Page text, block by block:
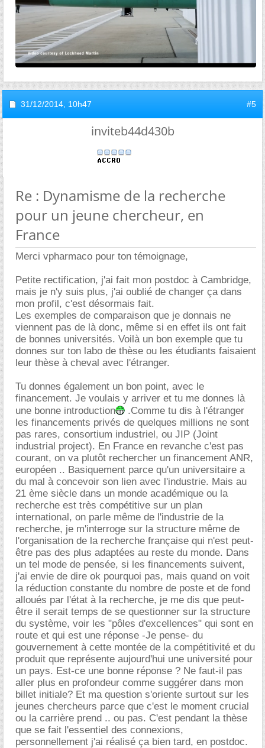
31/12/2014, 10h47 #5
inviteb44d430b
Re : Dynamisme de la recherche
pour un jeune chercheur, en
France
Merci vpharmaco pour ton témoignage,
Petite rectification, j'ai fait mon postdoc à Cambridge,
mais je n'y suis plus, j'ai oublié de changer ça dans
mon profil, c'est désormais fait.
Les exemples de comparaison que je donnais ne
viennent pas de là donc, même si en effet ils ont fait
de bonnes universités. Voilà un bon exemple que tu
donnes sur ton labo de thèse ou les étudiants faisaient
leur thèse à cheval avec l'étranger.
Tu donnes également un bon point, avec le
financement. Je voulais y arriver et tu me donnes là
une bonne introduction
.Comme tu dis à l'étranger
les financements privés de quelques millions ne sont
pas rares, consortium industriel, ou JIP (Joint
industrial project). En France en revanche c'est pas
courant, on va plutôt rechercher un financement ANR,
européen .. Basiquement parce qu'un universitaire a
du mal à concevoir son lien avec l'industrie. Mais au
21 ème siècle dans un monde académique ou la
recherche est très compétitive sur un plan
international, on parle même de l'industrie de la
recherche, je m'interroge sur la structure même de
l'organisation de la recherche française qui n'est peut-
être pas des plus adaptées au reste du monde. Dans
un tel mode de pensée, si les financements suivent,
j'ai envie de dire ok pourquoi pas, mais quand on voit
la réduction constante du nombre de poste et de fond
alloués par l'état à la recherche, je me dis que peut-
être il serait temps de se questionner sur la structure
du système, voir les "pôles d'excellences" qui sont en
route et qui est une réponse -Je pense- du
gouvernement à cette montée de la compétitivité et du
produit que représente aujourd'hui une université pour
un pays. Est-ce une bonne réponse ? Ne faut-il pas
aller plus en profondeur comme suggérer dans mon
billet initiale? Et ma question s'oriente surtout sur les
jeunes chercheurs parce que c'est le moment crucial
ou la carrière prend .. ou pas. C'est pendant la thèse
que se fait l'essentiel des connexions,
personnellement j'ai réalisé ça bien tard, en postdoc.